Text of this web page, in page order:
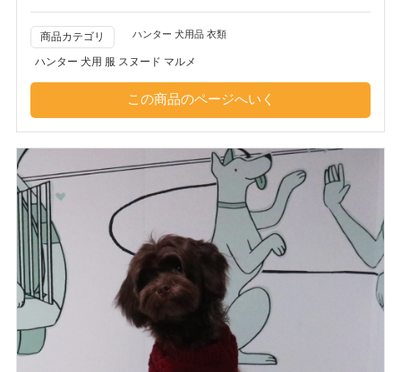
商品カテゴリ ハンター 犬用品 衣類
ハンター 犬用 服 スヌード マルメ